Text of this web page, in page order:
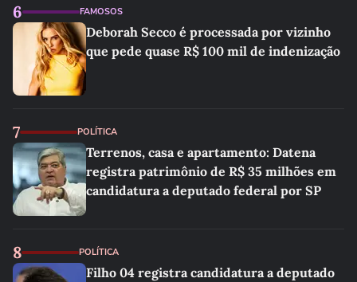
6 FAMOSOS
Deborah Secco é processada por vizinho
que pede quase R$ 100 mil de indenização
7 POLÍTICA
Terrenos, casa e apartamento: Datena
registra patrimônio de R$ 35 milhões em
candidatura a deputado federal por SP
8 POLÍTICA
Filho 04 registra candidatura a deputado